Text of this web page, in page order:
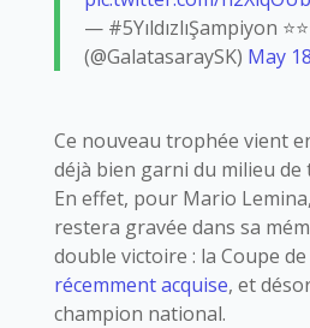
— #5YıldızlıŞampiyon
(@GalatasaraySK) May
Ce nouveau trophée vient
déjà bien garni du milieu
En effet, pour Mario
restera gravée dans sa
double victoire : la Coupe
récemment acquise, et
champion national.